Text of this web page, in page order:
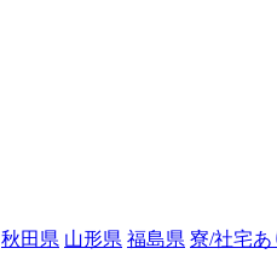
秋田県 山形県 福島県 寮/社宅あ